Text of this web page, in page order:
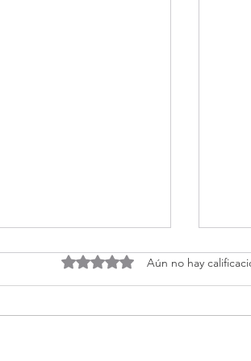
Obtuvo 0 de 5 estrellas.
Aún no hay